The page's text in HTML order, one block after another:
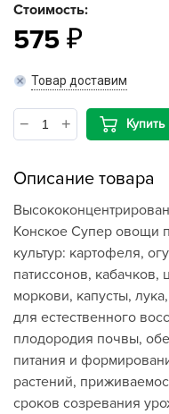
Стоимость:
575
Товар доставим
Купить
Описание товара
Конское Супер овощи
культур: картофеля,
патиссонов, кабачков,
моркови, капусты,
для естественного
плодородия почвы,
питания и
растений,
сроков созревания